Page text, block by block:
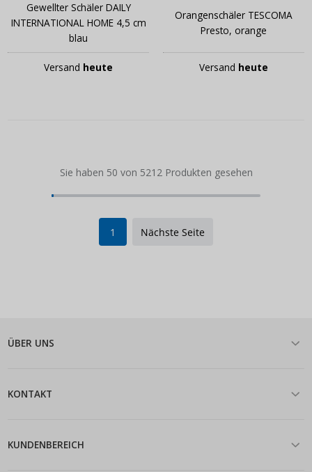
Gewellter Schäler DAILY
INTERNATIONAL HOME 4,5 cm
blau
Versand heute
Orangenschäler TESCOMA
Presto, orange
Versand heute
Sie haben 50 von 5212 Produkten gesehen
1 Nächste Seite
ÜBER UNS
KONTAKT
KUNDENBEREICH